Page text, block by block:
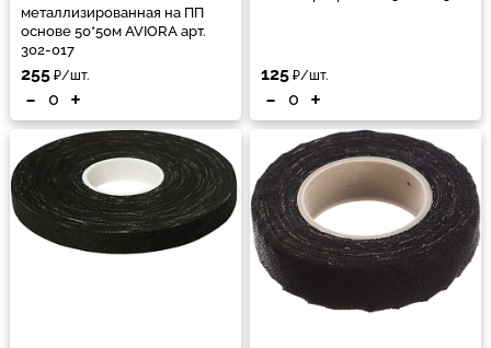
металлизированная на ПП
основе 50*50м AVIORA арт.
302-017
255 ₽/шт.
- +
125 ₽/шт.
- +